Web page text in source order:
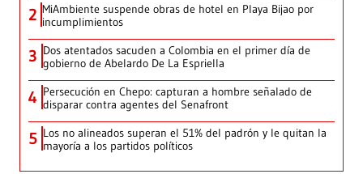
2 MiAmbiente suspende obras de hotel en Playa Bijao por
incumplimientos
3 Dos atentados sacuden a Colombia en el primer día de
gobierno de Abelardo De La Espriella
4 Persecución en Chepo: capturan a hombre señalado de
disparar contra agentes del Senafront
5 Los no alineados superan el 51% del padrón y le quitan la
mayoría a los partidos políticos